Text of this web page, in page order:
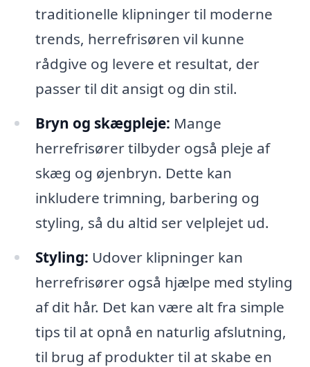
traditionelle klipninger til moderne
trends, herrefrisøren vil kunne
rådgive og levere et resultat, der
passer til dit ansigt og din stil.
Bryn og skægpleje: Mange
herrefrisører tilbyder også pleje af
skæg og øjenbryn. Dette kan
inkludere trimning, barbering og
styling, så du altid ser velplejet ud.
Styling: Udover klipninger kan
herrefrisører også hjælpe med styling
af dit hår. Det kan være alt fra simple
tips til at opnå en naturlig afslutning,
til brug af produkter til at skabe en